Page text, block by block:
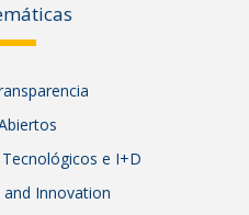
e I+D
and Innovation